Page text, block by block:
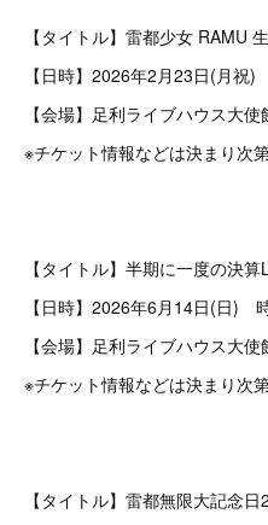
【タイトル】雷都少女 RAMU
【日時】2026年2月23日(月祝
【会場】足利ライブハウス大使
※チケット情報などは決まり次
【タイトル】半期に一度の決算
【日時】2026年6月14日(日)
【会場】足利ライブハウス大使
※チケット情報などは決まり次
【タイトル】雷都無限大記念日